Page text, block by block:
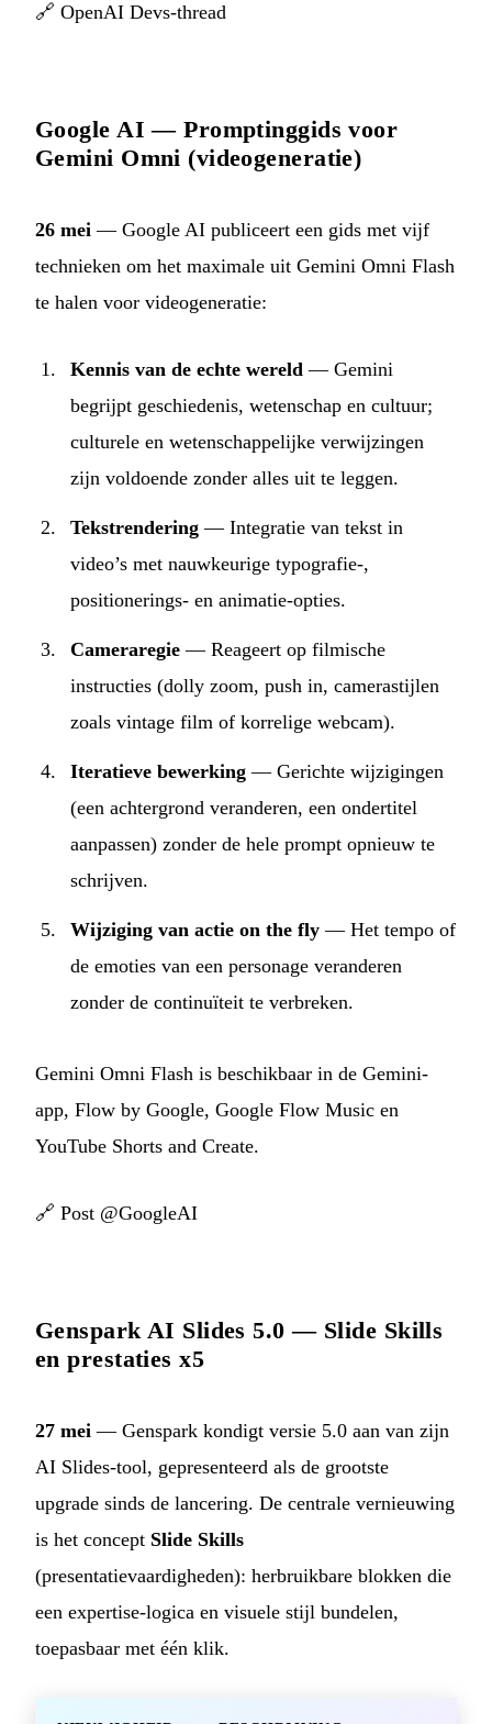
🔗 OpenAI Devs-thread
Google AI — Promptinggids voor
Gemini Omni (videogeneratie)
26 mei — Google AI publiceert een gids met vijf
technieken om het maximale uit Gemini Omni Flash
te halen voor videogeneratie:
Kennis van de echte wereld — Gemini
begrijpt geschiedenis, wetenschap en cultuur;
culturele en wetenschappelijke verwijzingen
zijn voldoende zonder alles uit te leggen.
Tekstrendering — Integratie van tekst in
video’s met nauwkeurige typografie-,
positionerings- en animatie-opties.
Cameraregie — Reageert op filmische
instructies (dolly zoom, push in, camerastijlen
zoals vintage film of korrelige webcam).
Iteratieve bewerking — Gerichte wijzigingen
(een achtergrond veranderen, een ondertitel
aanpassen) zonder de hele prompt opnieuw te
schrijven.
Wijziging van actie on the fly — Het tempo of
de emoties van een personage veranderen
zonder de continuïteit te verbreken.
Gemini Omni Flash is beschikbaar in de Gemini-
app, Flow by Google, Google Flow Music en
YouTube Shorts and Create.
🔗 Post @GoogleAI
Genspark AI Slides 5.0 — Slide Skills
en prestaties x5
27 mei — Genspark kondigt versie 5.0 aan van zijn
AI Slides-tool, gepresenteerd als de grootste
upgrade sinds de lancering. De centrale vernieuwing
is het concept Slide Skills
(presentatievaardigheden): herbruikbare blokken die
een expertise-logica en visuele stijl bundelen,
toepasbaar met één klik.